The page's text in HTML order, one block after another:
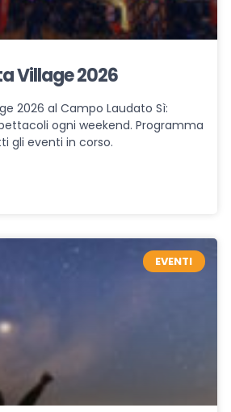
Village 2026
2026 al Campo Laudato Sì:
ogni weekend. Programma
gli eventi in corso.
EVENTI